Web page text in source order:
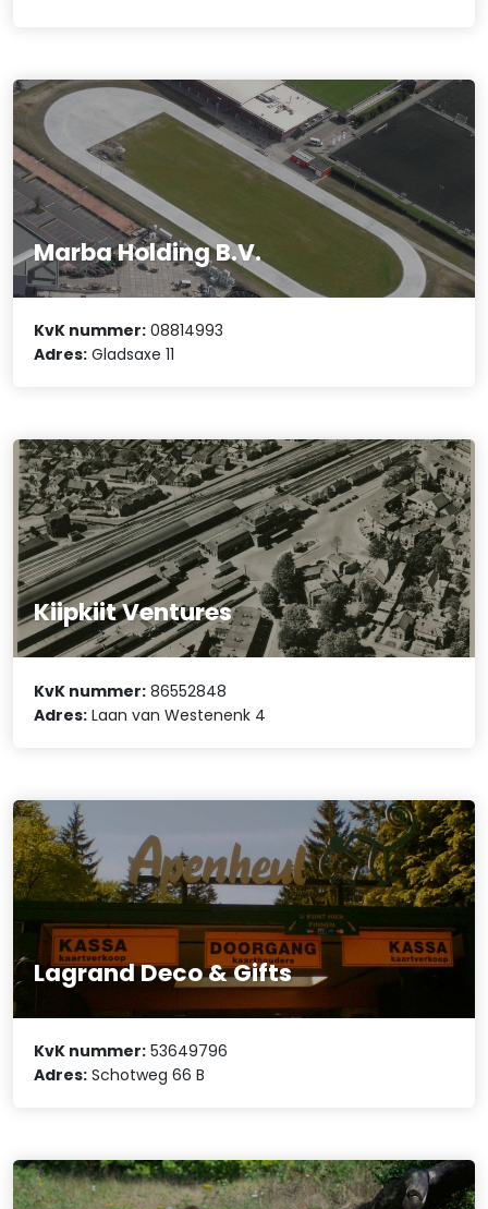
Marba Holding B.V.
KvK nummer: 08814993
Adres: Gladsaxe 11
Kiipkiit Ventures
KvK nummer: 86552848
Adres: Laan van Westenenk 4
Lagrand Deco & Gifts
KvK nummer: 53649796
Adres: Schotweg 66 B